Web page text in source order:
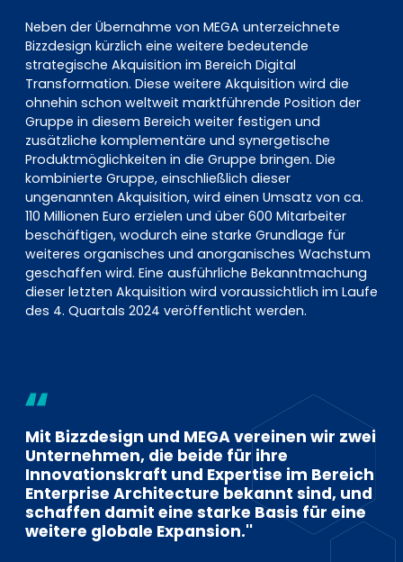
Neben der Übernahme von MEGA unterzeichnete
Bizzdesign kürzlich eine weitere bedeutende
strategische Akquisition im Bereich Digital
Transformation. Diese weitere Akquisition wird die
ohnehin schon weltweit marktführende Position der
Gruppe in diesem Bereich weiter festigen und
zusätzliche komplementäre und synergetische
Produktmöglichkeiten in die Gruppe bringen. Die
kombinierte Gruppe, einschließlich dieser
ungenannten Akquisition, wird einen Umsatz von ca.
110 Millionen Euro erzielen und über 600 Mitarbeiter
beschäftigen, wodurch eine starke Grundlage für
weiteres organisches und anorganisches Wachstum
geschaffen wird. Eine ausführliche Bekanntmachung
dieser letzten Akquisition wird voraussichtlich im Laufe
des 4. Quartals 2024 veröffentlicht werden.
Mit Bizzdesign und MEGA vereinen wir zwei
Unternehmen, die beide für ihre
Innovationskraft und Expertise im Bereich
Enterprise Architecture bekannt sind, und
schaffen damit eine starke Basis für eine
weitere globale Expansion.''